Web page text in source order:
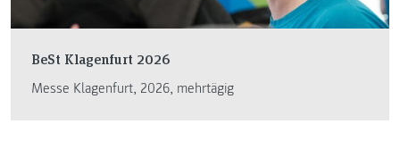
BeSt Klagenfurt 2026
Messe Klagenfurt, 2026, mehrtägig